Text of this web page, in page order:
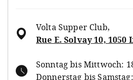
Volta Supper Club,
Rue E. Solvay 10,
Sonntag bis Mittwoch:
Donnerstag bis